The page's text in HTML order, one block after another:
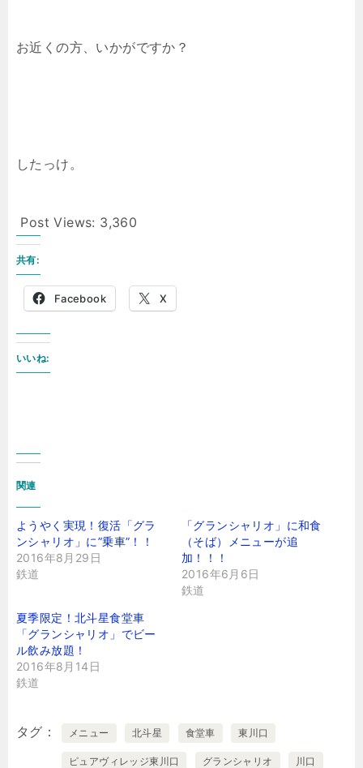
お近くの方、いかがですか？
したっけ。
Post Views: 3,360
共有:
Facebook X
いいね:
関連
ようやく実現！復活「グラ
ンシャリオ」に”乗車”！！
2016年8月29日
鉄道
「グランシャリオ」に和食
（そば）メニューが追
加！！！
2016年6月6日
鉄道
夏季限定！北斗星食堂車
「グランシャリオ」でビー
ル飲み放題！
2016年8月14日
鉄道
タグ メニュー 北斗星 食堂車 東川口
ピュアヴィレッジ東川口 グランシャリオ 川口